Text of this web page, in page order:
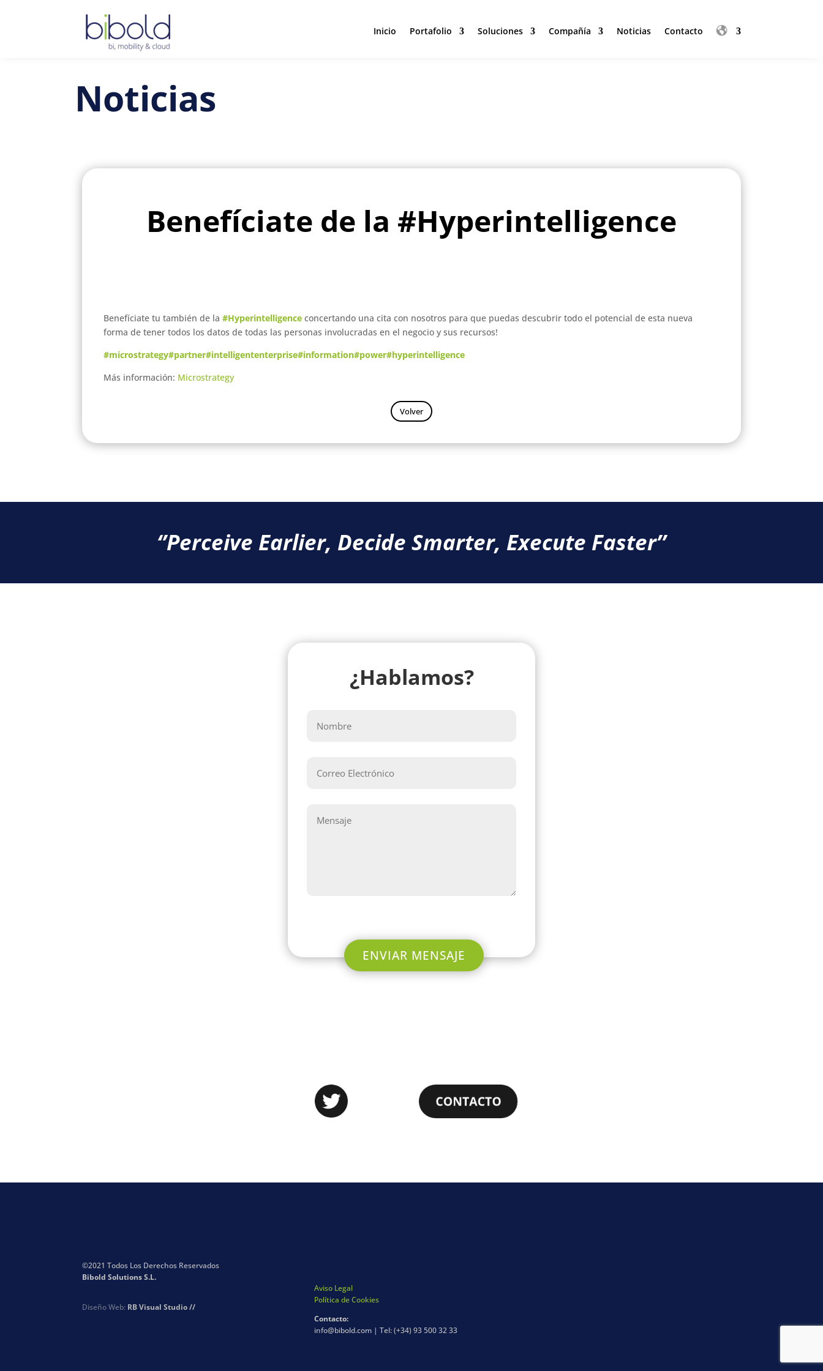
Inicio Portafolio Soluciones Compañía Noticias Contacto
Inicio Portafolio Soluciones Compañía Noticias Contacto
Noticias
Benefíciate de la #Hyperintelligence
Benefíciate tu también de la#Hyperintelligence concertando una cita con nosotros para que puedas descubrir todo el potencial de esta nueva
forma de tener todos los datos de todas las personas involucradas en el negocio y sus recursos!
#microstrategy#partner#intelligententerprise#information#power#hyperintelligence
Más información: Microstrategy
Volver
‘’Perceive Earlier, Decide Smarter, Execute Faster’’
¿Hablamos?
ENVIAR MENSAJE
©2021 Todos Los Derechos Reservados
Bibold Solutions S.L.
Diseño Web: RB Visual Studio //
Aviso Legal
Política de Cookies
Contacto:
info@bibold.com | Tel: (+34) 93 500 32 33